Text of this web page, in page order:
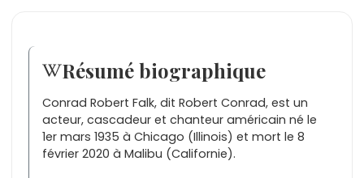
Résumé biographique
Conrad Robert Falk, dit Robert Conrad, est un
acteur, cascadeur et chanteur américain né le
1er mars 1935 à Chicago (Illinois) et mort le 8
février 2020 à Malibu (Californie).